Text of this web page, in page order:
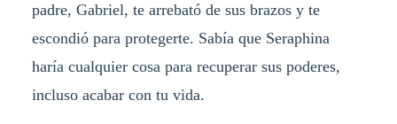
padre, Gabriel, te arrebató de sus brazos y te
escondió para protegerte. Sabía que Seraphina
haría cualquier cosa para recuperar sus poderes,
incluso acabar con tu vida.